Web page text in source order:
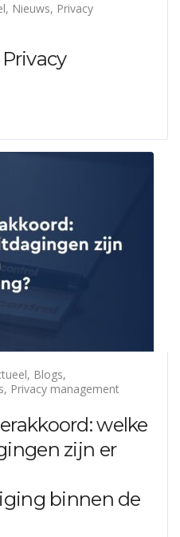
, Nieuws, Privacy
, Blogs,
, Privacy management
welke
zijn er
binnen de